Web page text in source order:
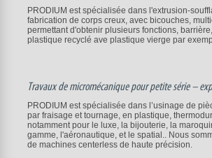
PRODIUM est spécialisée dans l'extrusion-
fabrication de corps creux, avec bicouches,
permettant d'obtenir plusieurs fonctions,
plastique recyclé ave plastique vierge par
Travaux de micromécanique pour petite série –
PRODIUM est spécialisée dans l’usinage de
par fraisage et tournage, en plastique,
notamment pour le luxe, la bijouterie, la
gamme, l'aéronautique, et le spatial.. Nous
de machines centerless de haute précision.